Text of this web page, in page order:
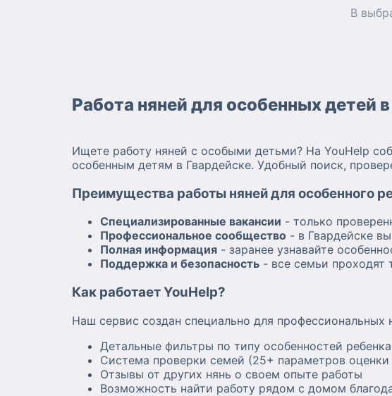
В
Работа няней для особенных детей
Ищете работу няней с особыми детьми? На YouHelp
особенным детям в Гвардейске. Удобный поиск,
Преимущества работы няней для особенного
Специализированные вакансии - только
Профессиональное сообщество - в Гвардейске
Полная информация - заранее узнавайте
Поддержка и безопасность - все семьи проходят
Как работает YouHelp?
Наш сервис создан специально для профессиональных
Детальные фильтры по типу особенностей
Система проверки семей (25+ параметров
Отзывы от других нянь о своем опыте работы
Возможность найти работу рядом с домом